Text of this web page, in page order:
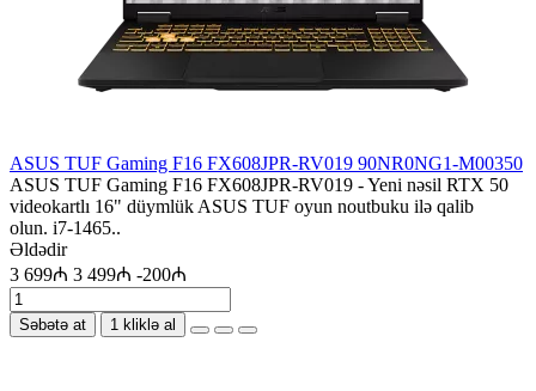
ASUS TUF Gaming F16 FX608JPR-RV019 90NR0NG1-M00350
ASUS TUF Gaming F16 FX608JPR-RV019 - Yeni nəsil RTX 50
videokartlı 16" düymlük ASUS TUF oyun noutbuku ilə qalib
olun. i7-1465..
Əldədir
3 699₼ 3 499₼ -200₼
Səbətə at 1 kliklə al